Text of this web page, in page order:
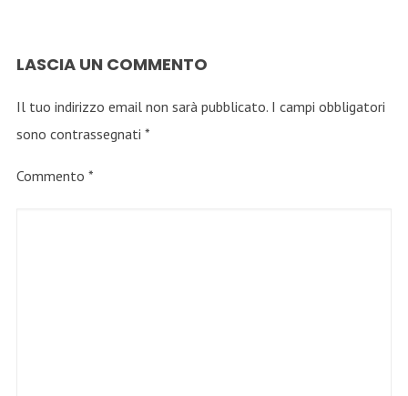
LASCIA UN COMMENTO
Il tuo indirizzo email non sarà pubblicato. I campi obbligatori
sono contrassegnati *
Commento *